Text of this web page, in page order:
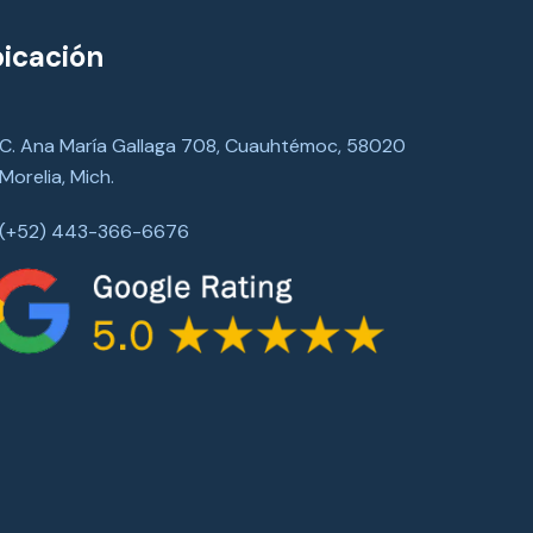
C. Ana María Gallaga 708, Cuauhtémoc, 58020
Morelia, Mich.
(+52) 443-366-6676